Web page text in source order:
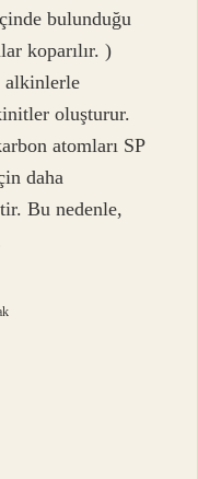
bulunduğu
koparılır. )
alkinlerle
oluşturur.
atomları SP
daha
Bu nedenle,